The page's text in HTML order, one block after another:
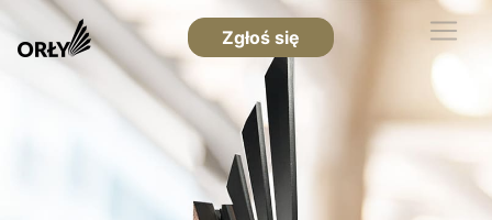
Zgłoś się